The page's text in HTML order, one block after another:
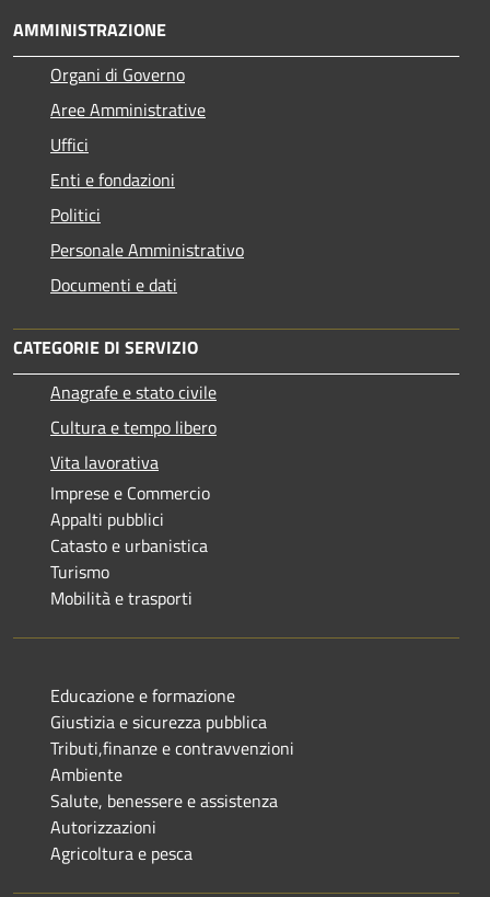
AMMINISTRAZIONE
Organi di Governo
Aree Amministrative
Uffici
Enti e fondazioni
Politici
Personale Amministrativo
Documenti e dati
CATEGORIE DI SERVIZIO
Anagrafe e stato civile
Cultura e tempo libero
Vita lavorativa
Imprese e Commercio
Appalti pubblici
Catasto e urbanistica
Turismo
Mobilità e trasporti
Educazione e formazione
Giustizia e sicurezza pubblica
Tributi,finanze e contravvenzioni
Ambiente
Salute, benessere e assistenza
Autorizzazioni
Agricoltura e pesca